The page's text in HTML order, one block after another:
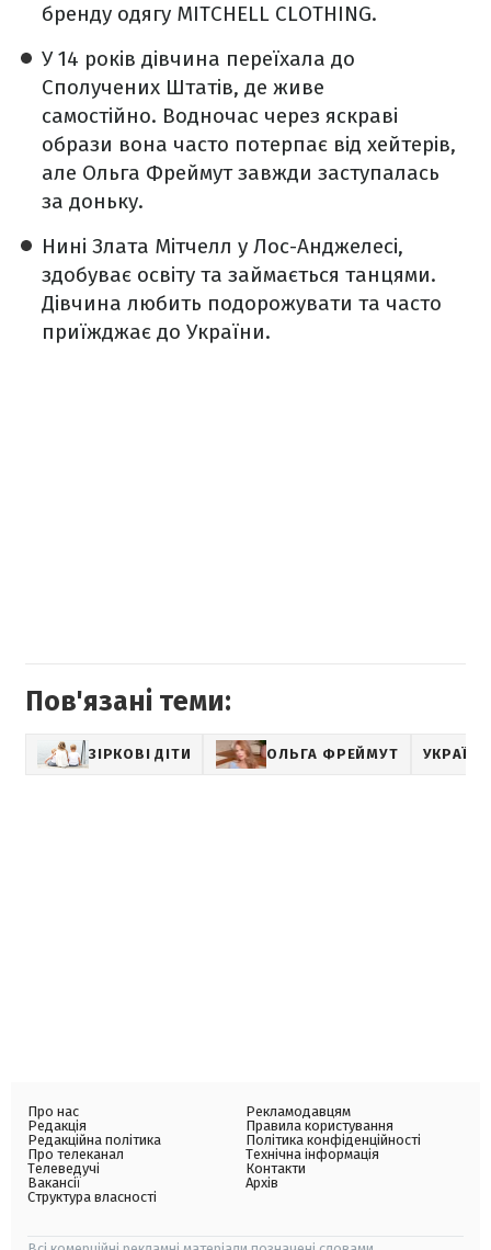
бренду одягу MITCHELL CLOTHING.
У 14 років дівчина переїхала до
Сполучених Штатів, де живе
самостійно. Водночас через яскраві
образи вона часто потерпає від хейтерів,
але Ольга Фреймут завжди заступалась
за доньку.
Нині Злата Мітчелл у Лос-Анджелесі,
здобуває освіту та займається танцями.
Дівчина любить подорожувати та часто
приїжджає до України.
Пов'язані теми:
ЗІРКОВІ ДІТИ ОЛЬГА ФРЕЙМУТ
Про нас
Редакція
Редакційна політика
Про телеканал
Телеведучі
Вакансії
Структура власності
Рекламодавцям
Правила користування
Політика конфіденційності
Технічна інформація
Контакти
Архів